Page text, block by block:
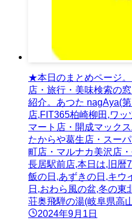
★本日のまとめページ。
店・旅行・美味検索の
紹介。あつた nagAya(
店,FIT365柏崎柳田,ワ
マート店・開成マック
たからや葛生店・スー
町店・マルナカ美沢店
長居駅前店,本日は,旧暦
飯の日,あずきの日,キウ
日,おわら風の盆,冬の東
荘奥飛騨の湯(岐阜県高
2024年9月1日